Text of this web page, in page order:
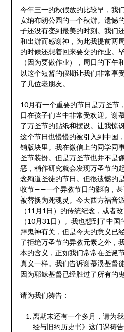
今年三一的秋假放的比较早，我
安纳布朗公园的一个秋游。遗憾
子还没有变到最美的时刻。我们
和出游而感谢神，为此我提前两
的时候还想着回来要交的作业。
（因为要做作业），周日的下午
以这个短暂的假期让我们非常享
了几位老朋友。
10月有一个重要的节日是万圣节
日在孩子们当中非常受欢迎。谢
了万圣节的贴纸和摆设。让我惊
这个节日也慢慢的被引入到中国
销版块里。我在微信上的同学同
圣节装扮。但是万圣节也并不是
恶，稍作研究就会发现万圣节的
念殉道圣徒的节日。但很遗憾的
收节——一个异教节日的影响，
被替换为死魂灵。今天西方福音
（11月1日）的传统纪念，或者
（10月31日）。我也想到了中
拜鬼神有关，但是今天的意义已
了拒绝万圣节的异教元素之外，
本的含义，正如我们常常在圣诞
真义一样。我们告诉谢慕溪基督
因为耶稣基督已经胜过了所有的鬼
请为我们祷告：
离期末还有一个多月，请为
经与旧约历史书》这门课祷告